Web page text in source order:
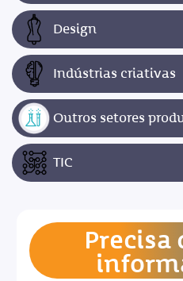
Design
Indústrias criativas
Outros setores
TIC
Precisa